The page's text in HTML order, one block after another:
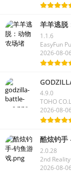
羊羊逃脱
1.1.6
EasyFun
2026-08-06
4.9.0
TOHO
2026-08-06
酷炫钓手
2.0.28
2nd
2026-08-06